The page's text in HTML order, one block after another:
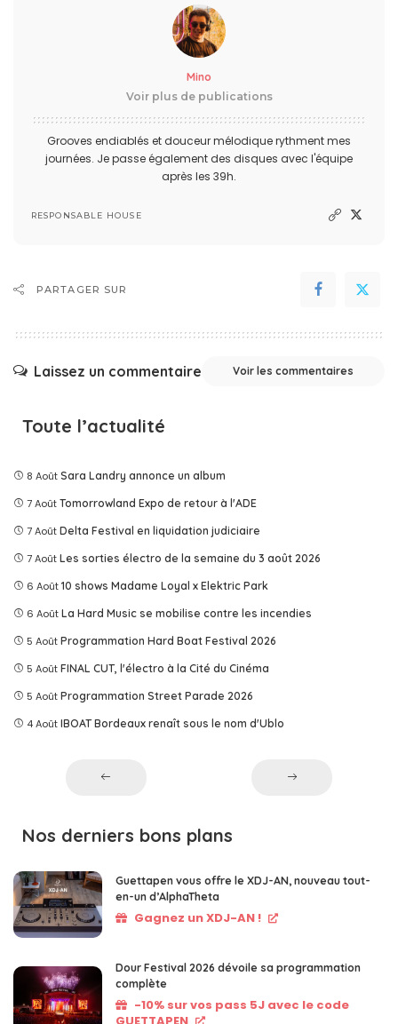
Mino
Voir plus de publications
Grooves endiablés et douceur mélodique rythment mes
journées. Je passe également des disques avec l'équipe
après les 39h.
RESPONSABLE HOUSE
PARTAGER SUR
Laissez un commentaire Voir les commentaires
Toute l’actualité
8 Août Sara Landry annonce un album
7 Août Tomorrowland Expo de retour à l'ADE
7 Août Delta Festival en liquidation judiciaire
7 Août Les sorties électro de la semaine du 3 août 2026
6 Août 10 shows Madame Loyal x Elektric Park
6 Août La Hard Music se mobilise contre les incendies
5 Août Programmation Hard Boat Festival 2026
5 Août FINAL CUT, l'électro à la Cité du Cinéma
5 Août Programmation Street Parade 2026
4 Août IBOAT Bordeaux renaît sous le nom d'Ublo
Nos derniers bons plans
Guettapen vous offre le XDJ-AN, nouveau tout-
en-un d’AlphaTheta
Gagnez un XDJ-AN !
Dour Festival 2026 dévoile sa programmation
complète
-10% sur vos pass 5J avec le code
GUETTAPEN